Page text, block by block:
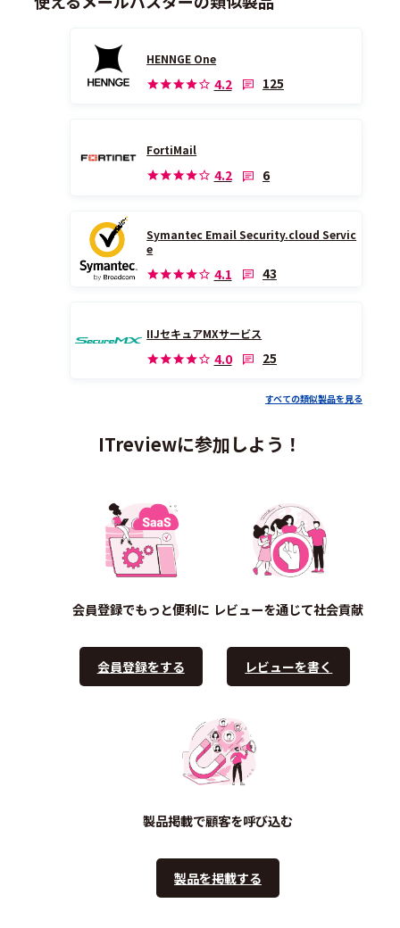
HENNGE One
4.2 125
FortiMail
4.2 6
Symantec Email Security.cloud Servic
e
4.1 43
IIJセキュアMXサービス
4.0 25
すべての類似製品を見る
ITreviewに参加しよう！
会員登録でもっと便利に
会員登録をする
レビューを通じて社会貢献
レビューを書く
製品掲載で顧客を呼び込む
製品を掲載する